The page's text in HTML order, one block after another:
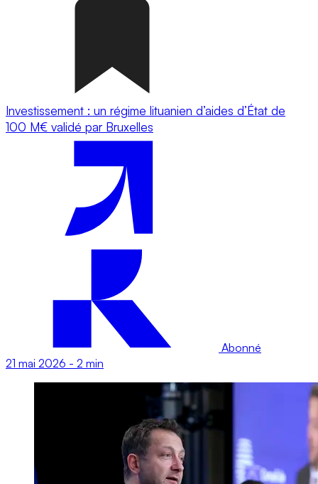
Investissement : un régime lituanien d’aides d’État de
100 M€ validé par Bruxelles
Abonné
21 mai 2026 - 2 min